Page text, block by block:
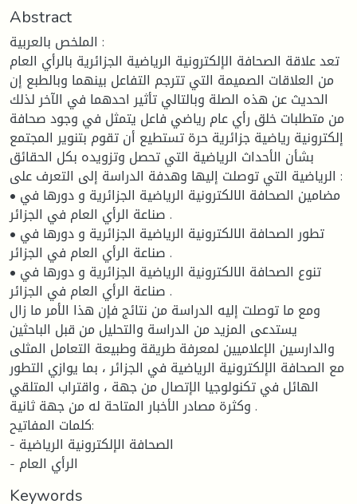
Abstract
الملخص بالعربية :
تعد علاقة الصحافة الإلكترونية الرياضية الجزائرية بالرأي العام
من العلاقات الصميمة التي تترجم التفاعل بينهما وبالطبع إن
الحديث عن هذه الصلة وبالتالي تأثير احدهما في الآخر لذلك
من متطلبات خلق رأي عام رياضي فاعل يتمثل في وجود صحافة
إلكترونية رياضية جزائرية حرة تستطيع أن تقوم بتنوير المجتمع
بشأن الأحداث الرياضية التي تحصل وتزويده بكل الحقائق
الرياضية التي توصلت إليها وهدفة الدراسة إلى التعرف على :
• مضامين الصحافة الالكترونية الرياضية الجزائرية و دورها في
صناعة الرأي العام في الجزائر .
• تطور الصحافة الالكترونية الرياضية الجزائرية و دورها في
صناعة الرأي العام في الجزائر .
• تنوع الصحافة الالكترونية الرياضية الجزائرية و دورها في
صناعة الرأي العام في الجزائر .
ومع ما توصلت إليه الدراسة من نتائج فإن هذا الأمر ما زال
يستدعى المزيد من الدراسة والتحليل من قبل الباحثين
والدارسين الإعلاميين لمعرفة طريقة وطبيعة التعامل المثلى
مع الصحافة الإلكترونية الرياضية في الجزائر ، بما يوازي التطور
الهائل في تكنولوجيا الإتصال من جهة ، واقتراب المتلقي
وكثرة مصادر الأخبار المتاحة له من جهة ثانية .
كلمات المفاتيح:
- الصحافة الإلكترونية الرياضية
- الرأي العام
Keywords